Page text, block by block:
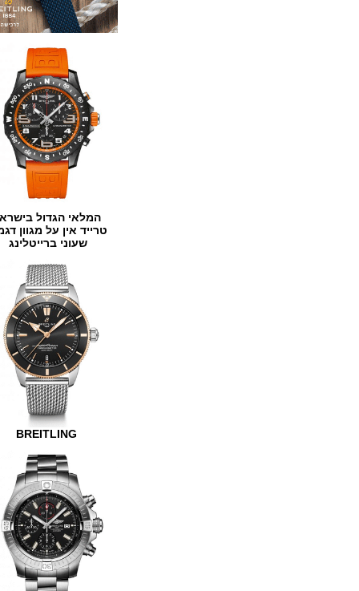
המלאי הגדול בישראל
טרייד אין על מגוון דגמים
שעוני ברייטלינג
BREITLING